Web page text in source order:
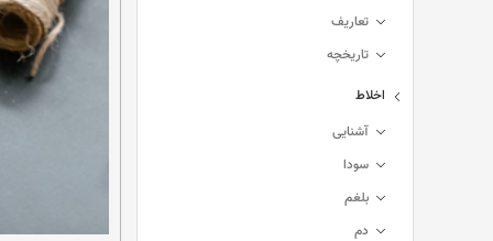
تعاریف
تاریخچه
اخلاط
آشنایی
سودا
بلغم
دم